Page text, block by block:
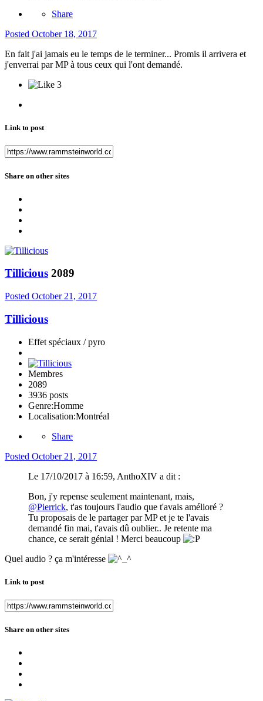
Share
Posted October 18, 2017
En fait j'ai jamais eu le temps de le terminer... Promis il arrivera et
j'enverrai par MP à tous ceux qui l'ont demandé.
3
Link to post
Share on other sites
Tillicious 2089
Posted October 21, 2017
Tillicious
Effet spéciaux / pyro
Membres
2089
3936 posts
Genre:Homme
Localisation:Montréal
Share
Posted October 21, 2017
Le 17/10/2017 à 16:59, AnthoXIV a dit :
Bon, j'y repense seulement maintenant, mais,
@Pierrick, t'as toujours l'audio que t'avais amélioré ?
Tu proposais de le partager par MP et je te l'avais
demandé fin mai, t'avais dû oublier.. Je retente ma
chance, ce serait génial ! Merci beaucoup
Quel audio ? ça m'intéresse
Link to post
Share on other sites